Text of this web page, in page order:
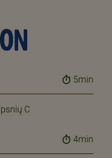
5min
C
4min